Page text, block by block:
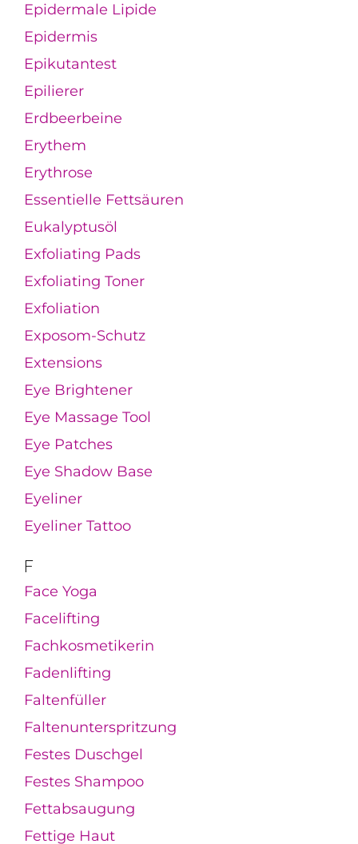
Epidermale Lipide
Epidermis
Epikutantest
Epilierer
Erdbeerbeine
Erythem
Erythrose
Essentielle Fettsäuren
Eukalyptusöl
Exfoliating Pads
Exfoliating Toner
Exfoliation
Exposom-Schutz
Extensions
Eye Brightener
Eye Massage Tool
Eye Patches
Eye Shadow Base
Eyeliner
Eyeliner Tattoo
F
Face Yoga
Facelifting
Fachkosmetikerin
Fadenlifting
Faltenfüller
Faltenunterspritzung
Festes Duschgel
Festes Shampoo
Fettabsaugung
Fettige Haut